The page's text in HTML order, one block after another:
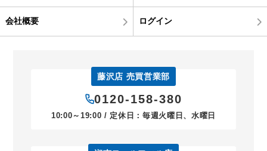
会社概要 ログイン
藤沢店 売買営業部
0120-158-380
10:00～19:00 / 定休日：毎週火曜日、水曜日